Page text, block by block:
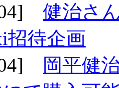
健治さ
招待企画
岡平健